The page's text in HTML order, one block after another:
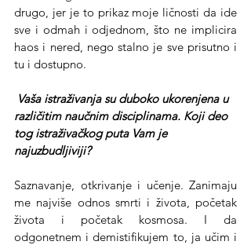
drugo, jer je to prikaz moje ličnosti da ide
sve i odmah i odjednom, što ne implicira
haos i nered, nego stalno je sve prisutno i
tu i dostupno.
različitim naučnim disciplinama. Koji deo
tog istraživačkog puta Vam je
najuzbudljiviji?
Saznavanje, otkrivanje i učenje. Zanimaju
me najviše odnos smrti i života, početak
života i početak kosmosa. I da
odgonetnem i demistifikujem to, ja učim i